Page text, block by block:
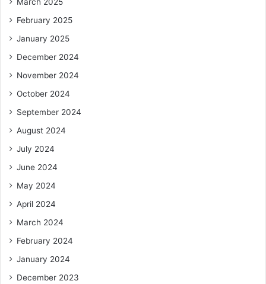
February 2025
January 2025
December 2024
November 2024
October 2024
September 2024
August 2024
July 2024
June 2024
May 2024
April 2024
March 2024
February 2024
January 2024
December 2023